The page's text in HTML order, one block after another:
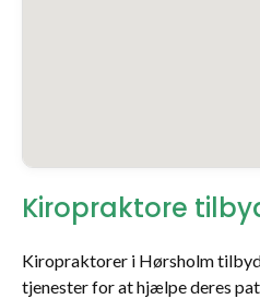
Kiropraktore
Kiropraktorer i Hørsholm
tjenester for at hjælpe deres